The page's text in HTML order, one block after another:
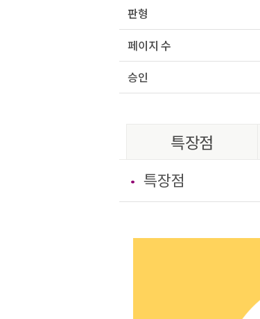
판형
페이지 수
승인
특장점
특장점